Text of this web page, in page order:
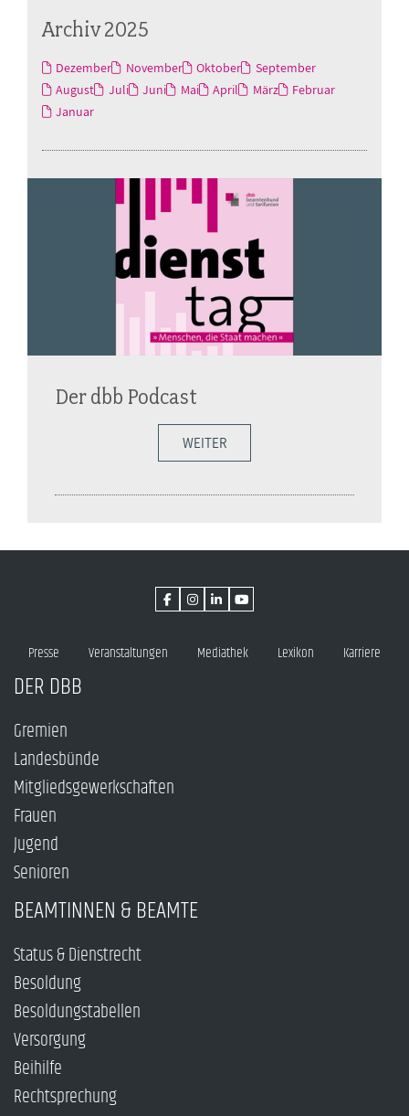
Archiv 2025
Dezember November Oktober
September
August
Juli Juni Mai April März
Februar
Januar
Der dbb Podcast
WEITER
Presse Veranstaltungen Mediathek Lexikon Karriere
DER DBB
Gremien
Landesbünde
Mitgliedsgewerkschaften
Frauen
Jugend
Senioren
BEAMTINNEN & BEAMTE
Status & Dienstrecht
Besoldung
Besoldungstabellen
Versorgung
Beihilfe
Rechtsprechung